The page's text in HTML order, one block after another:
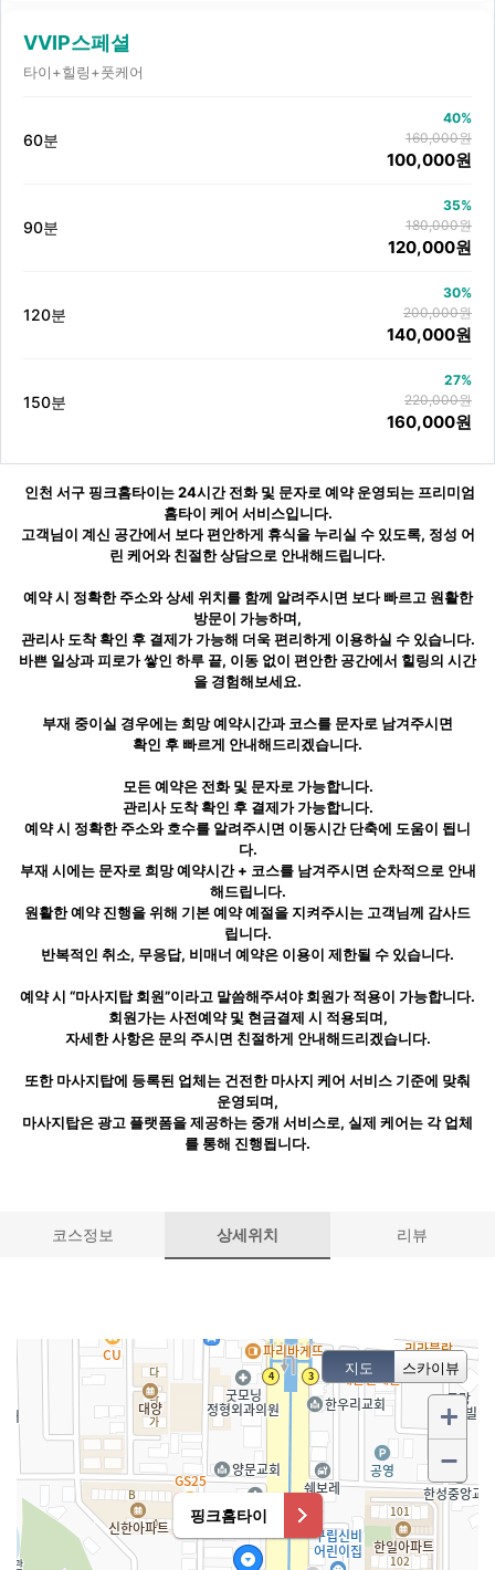
VVIP스페셜
타이+힐링+풋케어
60분
40%
160,000원
100,000원
90분
35%
180,000원
120,000원
120분
30%
200,000원
140,000원
150분
27%
220,000원
160,000원
본문인천 서구 핑크홈타이는 24시간 전화 및 문자로 예약 운영되는 프리미엄
홈타이 케어 서비스입니다.
고객님이 계신 공간에서 보다 편안하게 휴식을 누리실 수 있도록, 정성 어
린 케어와 친절한 상담으로 안내해드립니다.
예약 시 정확한 주소와 상세 위치를 함께 알려주시면 보다 빠르고 원활한
방문이 가능하며,
관리사 도착 확인 후 결제가 가능해 더욱 편리하게 이용하실 수 있습니다.
바쁜 일상과 피로가 쌓인 하루 끝, 이동 없이 편안한 공간에서 힐링의 시간
을 경험해보세요.
부재 중이실 경우에는 희망 예약시간과 코스를 문자로 남겨주시면
확인 후 빠르게 안내해드리겠습니다.
모든 예약은 전화 및 문자로 가능합니다.
관리사 도착 확인 후 결제가 가능합니다.
예약 시 정확한 주소와 호수를 알려주시면 이동시간 단축에 도움이 됩니
다.
부재 시에는 문자로 희망 예약시간 + 코스를 남겨주시면 순차적으로 안내
해드립니다.
원활한 예약 진행을 위해 기본 예약 예절을 지켜주시는 고객님께 감사드
립니다.
반복적인 취소, 무응답, 비매너 예약은 이용이 제한될 수 있습니다.
예약 시 “마사지탑 회원”이라고 말씀해주셔야 회원가 적용이 가능합니다.
회원가는 사전예약 및 현금결제 시 적용되며,
자세한 사항은 문의 주시면 친절하게 안내해드리겠습니다.
또한 마사지탑에 등록된 업체는 건전한 마사지 케어 서비스 기준에 맞춰
운영되며,
마사지탑은 광고 플랫폼을 제공하는 중개 서비스로, 실제 케어는 각 업체
를 통해 진행됩니다.
코스정보 상세위치 리뷰
핑크홈타이
지도 스카이뷰